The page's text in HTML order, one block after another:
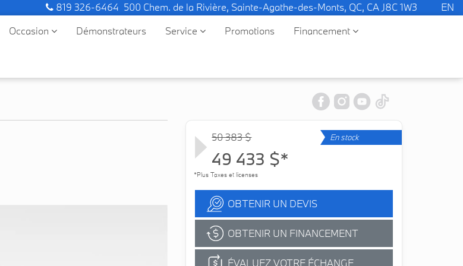
819 326-6464 500 Chem. de la Rivière, Sainte-Agathe-des-Monts, QC, CA J8C 1W3 EN
Occasion Démonstrateurs Service Promotions Financement
50 383 $
49 433 $*
En stock
*Plus Taxes et licenses
OBTENIR UN DEVIS
OBTENIR UN FINANCEMENT
ÉVALUEZ VOTRE ÉCHANGE